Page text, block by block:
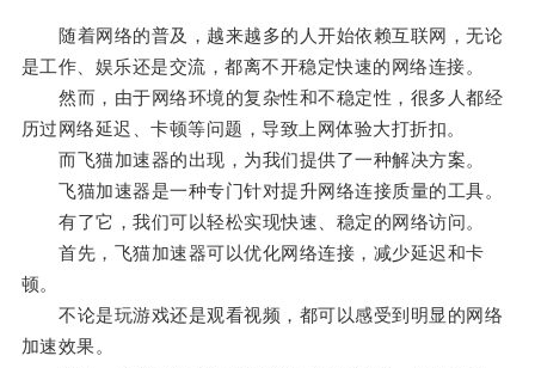
随着网络的普及，越来越多的人开始依赖互联网，无论
是工作、娱乐还是交流，都离不开稳定快速的网络连接。
然而，由于网络环境的复杂性和不稳定性，很多人都经
历过网络延迟、卡顿等问题，导致上网体验大打折扣。
而飞猫加速器的出现，为我们提供了一种解决方案。
飞猫加速器是一种专门针对提升网络连接质量的工具。
有了它，我们可以轻松实现快速、稳定的网络访问。
首先，飞猫加速器可以优化网络连接，减少延迟和卡
顿。
不论是玩游戏还是观看视频，都可以感受到明显的网络
加速效果。